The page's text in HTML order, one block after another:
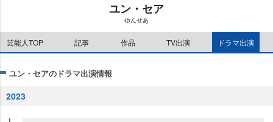
ユン・セア
ゆんせあ
芸能人TOP 記事 作品 TV出演 ドラマ出演
ユン・セアのドラマ出演情報
2023